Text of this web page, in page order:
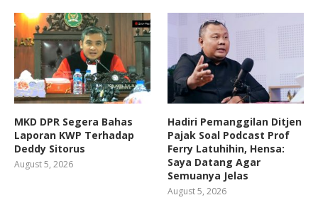
MKD DPR Segera Bahas
Laporan KWP Terhadap
Deddy Sitorus
August 5, 2026
Hadiri Pemanggilan Ditjen
Pajak Soal Podcast Prof
Ferry Latuhihin, Hensa:
Saya Datang Agar
Semuanya Jelas
August 5, 2026